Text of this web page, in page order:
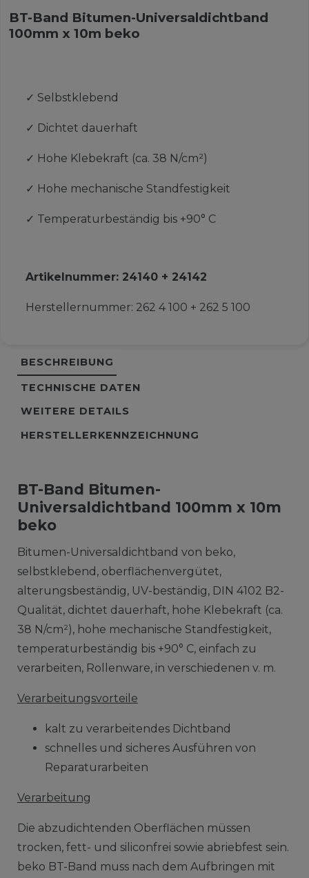
BT-Band Bitumen-Universaldichtband
100mm x 10m beko
✓ Selbstklebend
✓ Dichtet dauerhaft
✓ Hohe Klebekraft (ca. 38 N/cm²)
✓ Hohe mechanische Standfestigkeit
✓ Temperaturbeständig bis +90° C
Artikelnummer: 24140 + 24142
Herstellernummer: 262 4 100 + 262 5 100
BESCHREIBUNG
TECHNISCHE DATEN
WEITERE DETAILS
HERSTELLERKENNZEICHNUNG
BT-Band Bitumen-
Universaldichtband 100mm x 10m
beko
Bitumen-Universaldichtband von beko,
selbstklebend, oberflächenvergütet,
alterungsbeständig, UV-beständig, DIN 4102 B2-
Qualität, dichtet dauerhaft, hohe Klebekraft (ca.
38 N/cm²), hohe mechanische Standfestigkeit,
temperaturbeständig bis +90° C, einfach zu
verarbeiten, Rollenware, in verschiedenen v. m.
Verarbeitungsvorteile
kalt zu verarbeitendes Dichtband
schnelles und sicheres Ausführen von
Reparaturarbeiten
Verarbeitung
Die abzudichtenden Oberflächen müssen
trocken, fett- und siliconfrei sowie abriebfest sein.
beko BT-Band muss nach dem Aufbringen mit